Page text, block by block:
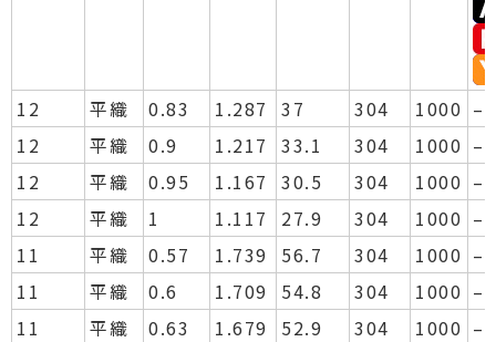
12 平織 0.83 1.287 37 304 1000 –
12
平織 0.9 1.217 33.1 304 1000 –
12
平織 0.95 1.167 30.5 304 1000 –
12
平織 1 1.117 27.9 304 1000 –
11
平織 0.57 1.739 56.7 304 1000 –
11
平織 0.6 1.709 54.8 304 1000 –
11
平織 0.63 1.679 52.9 304 1000 –